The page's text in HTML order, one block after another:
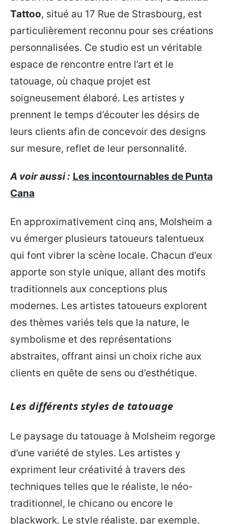
Tattoo, situé au 17 Rue de Strasbourg, est
particulièrement reconnu pour ses créations
personnalisées. Ce studio est un véritable
espace de rencontre entre l’art et le
tatouage, où chaque projet est
soigneusement élaboré. Les artistes y
prennent le temps d’écouter les désirs de
leurs clients afin de concevoir des designs
sur mesure, reflet de leur personnalité.
A voir aussi : Les incontournables de Punta
Cana
En approximativement cinq ans, Molsheim a
vu émerger plusieurs tatoueurs talentueux
qui font vibrer la scène locale. Chacun d’eux
apporte son style unique, allant des motifs
traditionnels aux conceptions plus
modernes. Les artistes tatoueurs explorent
des thèmes variés tels que la nature, le
symbolisme et des représentations
abstraites, offrant ainsi un choix riche aux
clients en quête de sens ou d’esthétique.
Les différents styles de tatouage
Le paysage du tatouage à Molsheim regorge
d’une variété de styles. Les artistes y
expriment leur créativité à travers des
techniques telles que le réaliste, le néo-
traditionnel, le chicano ou encore le
blackwork. Le style réaliste, par exemple,